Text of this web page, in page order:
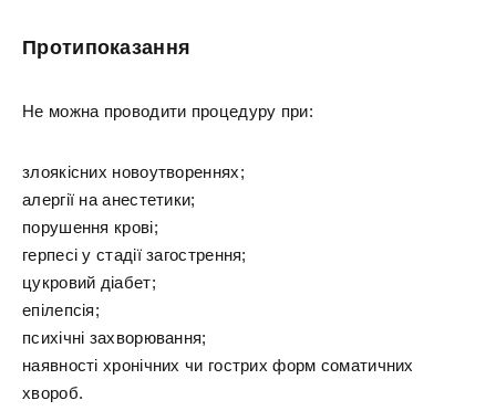
Протипоказання
Не можна проводити процедуру при:
злоякісних новоутвореннях;
алергії на анестетики;
порушення крові;
герпесі у стадії загострення;
цукровий діабет;
епілепсія;
психічні захворювання;
наявності хронічних чи гострих форм соматичних
хвороб.